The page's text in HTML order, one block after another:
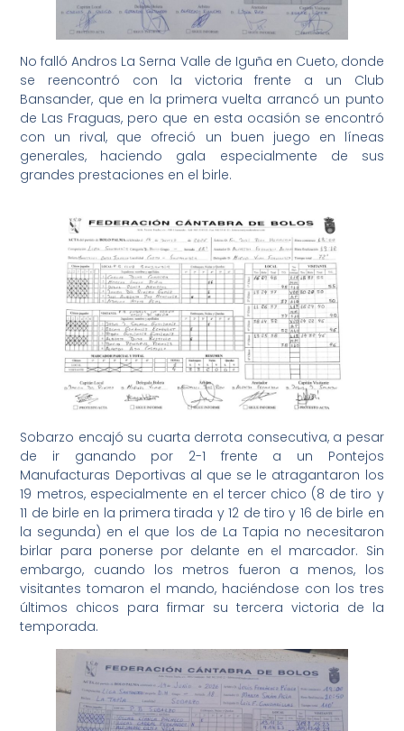
No falló Andros La Serna Valle de Iguña en Cueto, donde
se reencontró con la victoria frente a un Club
Bansander, que en la primera vuelta arrancó un punto
de Las Fraguas, pero que en esta ocasión se encontró
con un rival, que ofreció un buen juego en líneas
generales, haciendo gala especialmente de sus
grandes prestaciones en el birle.
Sobarzo encajó su cuarta derrota consecutiva, a pesar
de ir ganando por 2-1 frente a un Pontejos
Manufacturas Deportivas al que se le atragantaron los
19 metros, especialmente en el tercer chico (8 de tiro y
11 de birle en la primera tirada y 12 de tiro y 16 de birle en
la segunda) en el que los de La Tapia no necesitaron
birlar para ponerse por delante en el marcador. Sin
embargo, cuando los metros fueron a menos, los
visitantes tomaron el mando, haciéndose con los tres
últimos chicos para firmar su tercera victoria de la
temporada.